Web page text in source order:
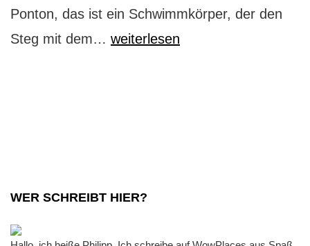
Ponton, das ist ein Schwimmkörper, der den
Steg mit dem… Mare
weiterlesen
WER SCHREIBT HIER?